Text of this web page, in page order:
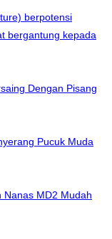
berpotensi
bergantung kepada
Dengan Pisang
Pucuk Muda
Nanas MD2 Mudah